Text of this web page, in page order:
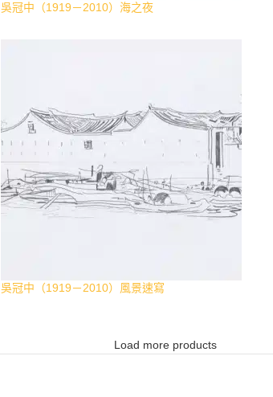
吳冠中（1919－2010）海之夜
吳冠中（1919－2010）風景速寫
Load more products